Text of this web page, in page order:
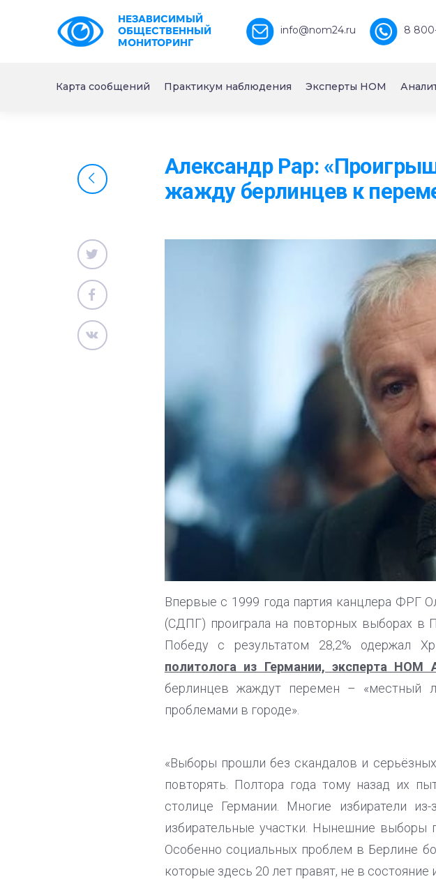
НЕЗАВИСИМЫЙ
ОБЩЕСТВЕННЫЙ
МОНИТОРИНГ
info@nom24.ru 8
Карта сообщений Практикум наблюдения Эксперты НОМ
Александр Рар:
жажду берлинцев к
Впервые с 1999 года партия канцлера ФРГ
(СДПГ) проиграла на повторных выборах в
Победу с результатом 28,2% одержал
политолога из Германии, эксперта НОМ
берлинцев жаждут перемен – «местный
проблемами в городе».
«Выборы прошли без скандалов и
повторять. Полтора года тому назад их
столице Германии. Многие избиратели
избирательные участки. Нынешние выборы
Особенно социальных проблем в Берлине
которые здесь 20 лет правят, не в состояние